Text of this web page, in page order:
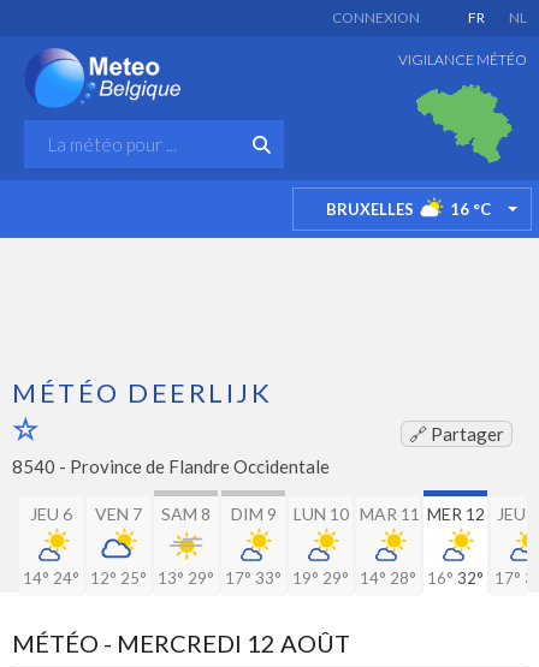
FR NL
CONNEXION
VIGILANCE MÉTÉO
BRUXELLES 16 °C
MÉTÉO DEERLIJK
🔗 Partager
8540 - Province de Flandre Occidentale
JEU 6
14° 24°
VEN 7
12° 25°
SAM 8
13° 29°
DIM 9
17° 33°
LUN 10
19° 29°
MAR 11
14° 28°
MER 12
16° 32°
JEU
17°
MÉTÉO - MERCREDI 12 AOÛT